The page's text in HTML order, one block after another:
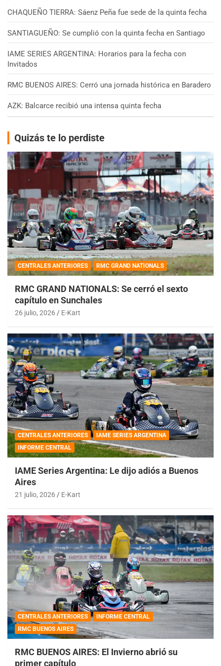
CHAQUEÑO TIERRA: Sáenz Peña fue sede de la quinta fecha
SANTIAGUEÑO: Se cumplió con la quinta fecha en Santiago
IAME SERIES ARGENTINA: Horarios para la fecha con
Invitados
RMC BUENOS AIRES: Cerró una jornada histórica en Baradero
AZK: Balcarce recibió una intensa quinta fecha
Quizás te lo perdiste
CENTRALES ANTERIORES RMC GRAND NATIONALS
RMC GRAND NATIONALS: Se cerró el sexto
capítulo en Sunchales
26 julio, 2026 E-Kart
CENTRALES ANTERIORES
IAME SERIES ARGENTINA
INFORME CENTRAL
IAME Series Argentina: Le dijo adiós a Buenos
Aires
21 julio, 2026 E-Kart
CENTRALES ANTERIORES
INFORME CENTRAL
RMC BUENOS AIRES
RMC BUENOS AIRES: El Invierno abrió su
primer capítulo